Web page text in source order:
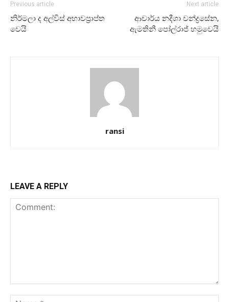
Previous article
නිර්මලා ද අල්විස් අභාවප්‍රාප්ත
වෙයි
Next article
ආචාර්ය නදීශා චන්ද්‍රසේන,
ඇමතිනී පෝල්රාජ් හමුවෙයි
ransi
LEAVE A REPLY